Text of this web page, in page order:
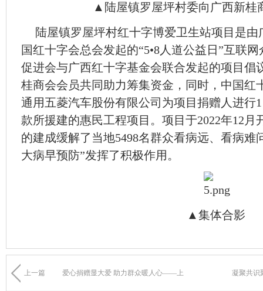
▲陆屋镇罗屋坪村委向广西新桂
陆屋镇罗屋坪村红十字博爱卫生站项目是
国红十字会总会发起的“5•8人道公益日”互联
促进会与广西红十字基金会联合发起的项目倡
桂商会会员共同助力筹集资金，同时，中国红
通用五菱汽车股份有限公司为项目捐赠人进行
款所援建的惠民工程项目。项目于2022年12月
的建成缓解了当地5498名群众看病远、看病难
大病早预防”发挥了积极作用。
▲集体合影
上一篇 爱心捐赠显大爱 助力群众暖人心——上 凝聚共